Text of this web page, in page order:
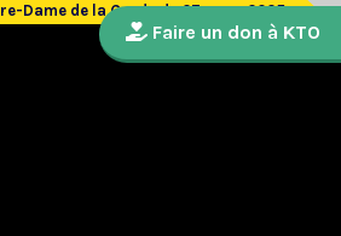
Dame de la Garde du 27 mars 2025
Faire un don à KTO